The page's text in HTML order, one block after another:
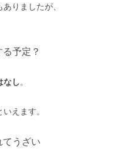
りましたが、
予定？
なし。
えます。
てうざい